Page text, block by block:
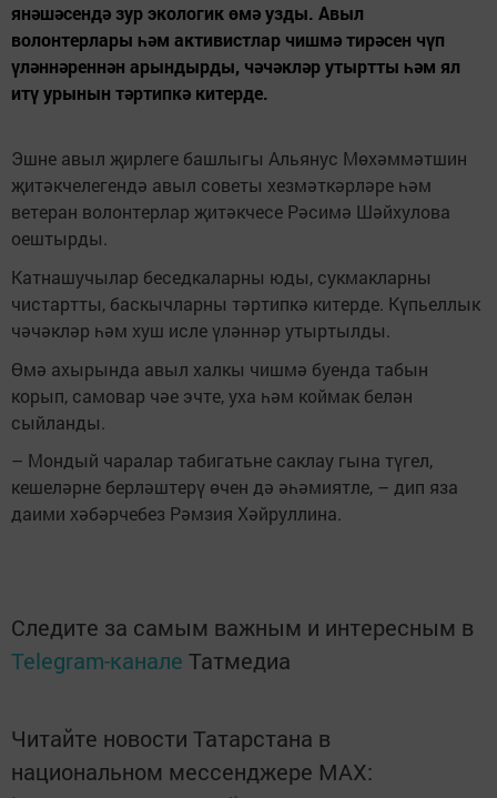
янәшәсендә зур экологик өмә узды. Авыл
волонтерлары һәм активистлар чишмә тирәсен чүп
үләннәреннән арындырды, чәчәкләр утыртты һәм ял
итү урынын тәртипкә китерде.
Эшне авыл җирлеге башлыгы Альянус Мөхәммәтшин
җитәкчелегендә авыл советы хезмәткәрләре һәм
ветеран волонтерлар җитәкчесе Рәсимә Шәйхулова
оештырды.
Катнашучылар беседкаларны юды, сукмакларны
чистартты, баскычларны тәртипкә китерде. Күпьеллык
чәчәкләр һәм хуш исле үләннәр утыртылды.
Өмә ахырында авыл халкы чишмә буенда табын
корып, самовар чәе эчте, уха һәм коймак белән
сыйланды.
– Мондый чаралар табигатьне саклау гына түгел,
кешеләрне берләштерү өчен дә әһәмиятле, – дип яза
даими хәбәрчебез Рәмзия Хәйруллина.
Следите за самым важным и интересным в
Telegram-канале Татмедиа
Читайте новости Татарстана в
национальном мессенджере MАХ: